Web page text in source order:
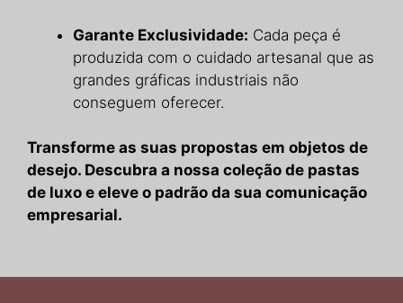
Garante Exclusividade: Cada peça é
produzida com o cuidado artesanal que as
grandes gráficas industriais não
conseguem oferecer.
Transforme as suas propostas em objetos de
desejo. Descubra a nossa coleção de pastas
de luxo e eleve o padrão da sua comunicação
empresarial.